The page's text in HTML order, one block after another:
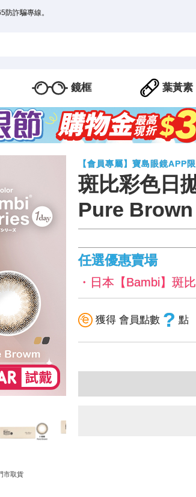
詐騙專線。
鏡框 葉黃素
市取貨
【會員專屬】寶島眼鏡APP
斑比彩色日
Pure Brown
任選優惠賣場
・日本【Bambi】斑
獲得 會員點數 ? 點